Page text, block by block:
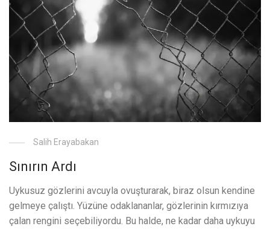
Salih Erayabakan
Sınırın Ardı
Uykusuz gözlerini avcuyla ovuşturarak, biraz olsun kendine
gelmeye çalıştı. Yüzüne odaklananlar, gözlerinin kırmızıya
çalan rengini seçebiliyordu. Bu halde, ne kadar daha uykuyu